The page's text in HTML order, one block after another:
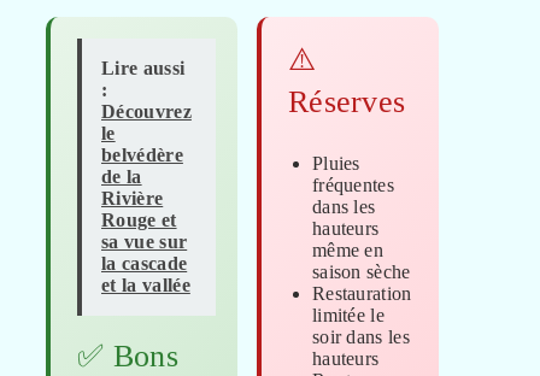
Lire aussi
:
Découvrez
le
belvédère
de la
Rivière
Rouge et
sa vue sur
la cascade
et la vallée
✅ Bons
⚠️
Réserves
Pluies
fréquentes
dans les
hauteurs
même en
saison sèche
Restauration
limitée le
soir dans les
hauteurs